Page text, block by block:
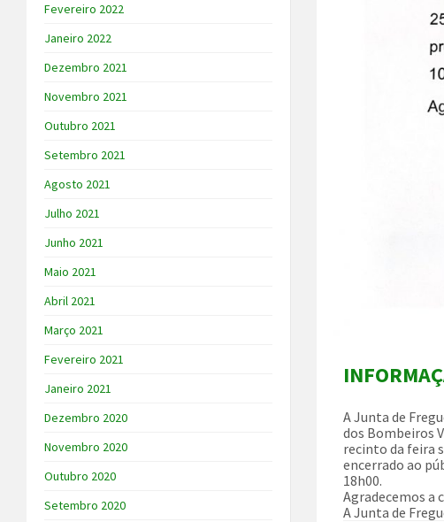
A Junta de
dos Bombeiros
recinto da feira
encerrado ao
18h00.
Agradecemos a
A Junta de
Fevereiro 2022
Janeiro 2022
Dezembro 2021
Novembro 2021
Outubro 2021
Setembro 2021
Agosto 2021
Julho 2021
Junho 2021
Maio 2021
Abril 2021
Março 2021
Fevereiro 2021
Janeiro 2021
Dezembro 2020
Novembro 2020
Outubro 2020
Setembro 2020